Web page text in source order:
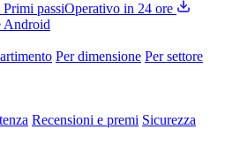
Primi passiOperativo in 24 ore
Android
Per dimensione Per settore
Recensioni e premi Sicurezza